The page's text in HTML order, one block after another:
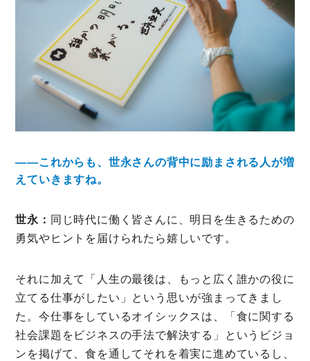
――これからも、世永さんの背中に励まされる人が増
えていきますね。
世永： 同じ時代に働く皆さんに、明日を生きるための
勇気やヒントを届けられたら嬉しいです。
それに加えて「人生の最後は、もっと広く誰かの役に
立てる仕事がしたい」という思いが強まってきまし
た。今仕事をしているオイシックスは、「食に関する
社会課題をビジネスの手法で解決する」というビジョ
ンを掲げて、食を通してそれを着実に進めているし、